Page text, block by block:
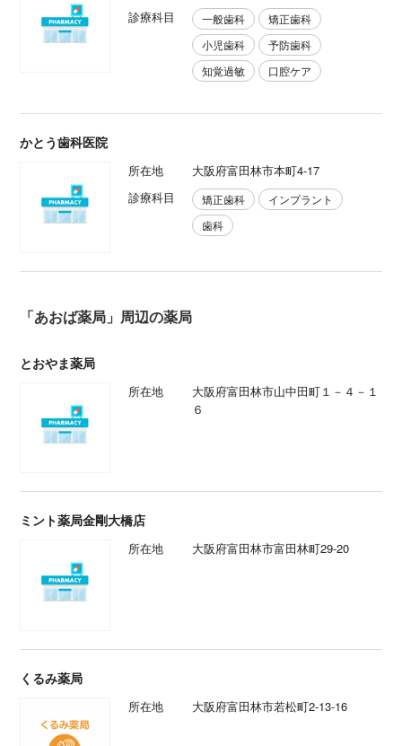
診療科目
一般歯科
矯正歯科
小児歯科
予防歯科
知覚過敏
口腔ケア
かとう歯科医院
所在地
大阪府富田林市本町4-17
診療科目
矯正歯科
インプラント
歯科
「あおば薬局」周辺の薬局
とおやま薬局
所在地
大阪府富田林市山中田町１－４－１
６
ミント薬局金剛大橋店
所在地 大阪府富田林市富田林町29-20
くるみ薬局
所在地 大阪府富田林市若松町2-13-16